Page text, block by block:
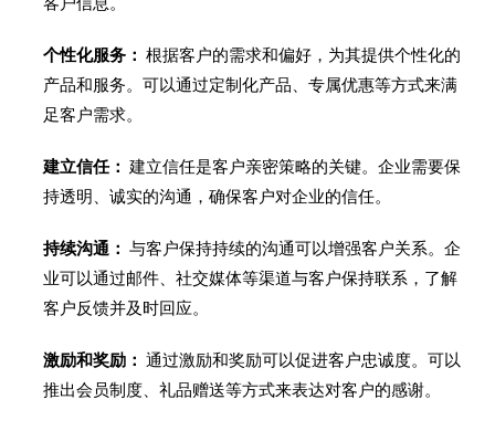
个性化服务： 根据客户的需求和偏好，为其提供个性化的
产品和服务。可以通过定制化产品、专属优惠等方式来满
足客户需求。
建立信任： 建立信任是客户亲密策略的关键。企业需要保
持透明、诚实的沟通，确保客户对企业的信任。
持续沟通： 与客户保持持续的沟通可以增强客户关系。企
业可以通过邮件、社交媒体等渠道与客户保持联系，了解
客户反馈并及时回应。
激励和奖励： 通过激励和奖励可以促进客户忠诚度。可以
推出会员制度、礼品赠送等方式来表达对客户的感谢。